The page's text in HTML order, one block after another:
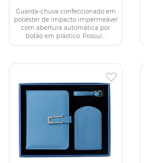
Guarda-chuva confeccionado em
poliéster de impacto impermeável
com abertura automática por
botão em plástico. Possui...